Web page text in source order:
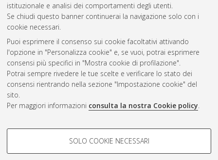
istituzionale e analisi dei comportamenti degli utenti.
Se chiudi questo banner continuerai la navigazione solo con i
cookie necessari.
Puoi esprimere il consenso sui cookie facoltativi attivando
l'opzione in "Personalizza cookie" e, se vuoi, potrai esprimere
consensi più specifici in "Mostra cookie di profilazione".
Potrai sempre rivedere le tue scelte e verificare lo stato dei
consensi rientrando nella sezione "Impostazione cookie" del
sito.
Per maggiori informazioni consulta la nostra Cookie policy.
COOKIE DI PROFILAZIONE -
SOLO COOKIE NECESSARI
Gestione del documento:
Atom
Rss
2.0
AMS Acta
ISSN: 2038-7954
re3data.org -
doi.org/10.17616/R3P19R
Servizio implementato e
Impostazioni Cookie
repository